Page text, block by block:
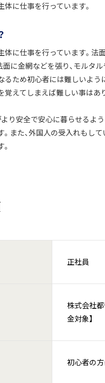
体に仕事を行っています。
に仕事を行っています。法
面に金網などを張り、モルタ
るため初心者には難しいよ
覚えてしまえば難しい事はあ
より安全で安心に暮らせるよ
。また、外国人の受入れもし
正社員
株式会社都
金対象】
初心者の